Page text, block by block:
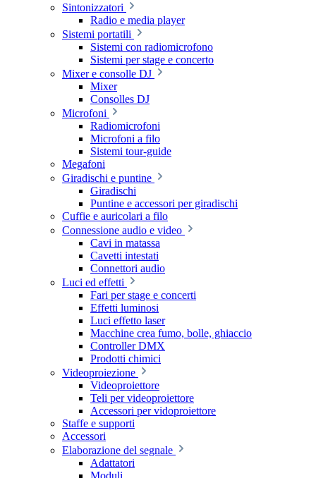
Sintonizzatori
Radio e media player
Sistemi portatili
Sistemi con radiomicrofono
Sistemi per stage e concerto
Mixer e consolle DJ
Mixer
Consolles DJ
Microfoni
Radiomicrofoni
Microfoni a filo
Sistemi tour-guide
Megafoni
Giradischi e puntine
Giradischi
Puntine e accessori per giradischi
Cuffie e auricolari a filo
Connessione audio e video
Cavi in matassa
Cavetti intestati
Connettori audio
Luci ed effetti
Fari per stage e concerti
Effetti luminosi
Luci effetto laser
Macchine crea fumo, bolle, ghiaccio
Controller DMX
Prodotti chimici
Videoproiezione
Videoproiettore
Teli per videoproiettore
Accessori per vidoproiettore
Staffe e supporti
Accessori
Elaborazione del segnale
Adattatori
Moduli